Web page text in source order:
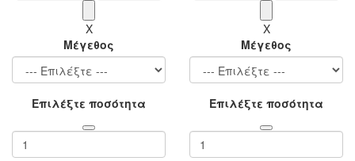
X
Μέγεθος
Επιλέξτε ποσότητα
X
Μέγεθος
Επιλέξτε ποσότητα